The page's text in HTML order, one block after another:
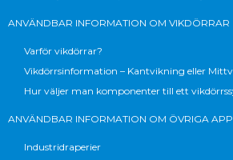
ANVÄNDBAR INFORMATION OM VIKDÖRRAR
Varför vikdörrar?
Vikdörrsinformation – Kantvikning eller
Hur väljer man komponenter till ett
ANVÄNDBAR INFORMATION OM ÖVRIGA
Industridraperier